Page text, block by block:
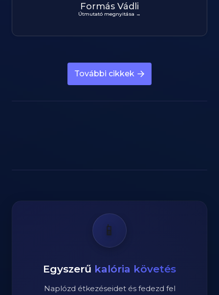
Formás Vádli
Útmutató megnyitása →
További cikkek
📱
Egyszerű kalória követés
Naplózd étkezéseidet és fedezd fel